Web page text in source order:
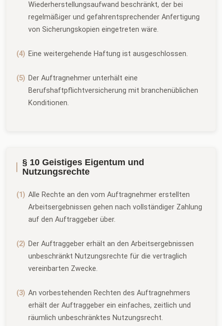
Wiederherstellungsaufwand beschränkt, der bei
regelmäßiger und gefahrentsprechender Anfertigung
von Sicherungskopien eingetreten wäre.
Eine weitergehende Haftung ist ausgeschlossen.
Der Auftragnehmer unterhält eine
Berufshaftpflichtversicherung mit branchenüblichen
Konditionen.
§ 10 Geistiges Eigentum und
Nutzungsrechte
Alle Rechte an den vom Auftragnehmer erstellten
Arbeitsergebnissen gehen nach vollständiger Zahlung
auf den Auftraggeber über.
Der Auftraggeber erhält an den Arbeitsergebnissen
unbeschränkt Nutzungsrechte für die vertraglich
vereinbarten Zwecke.
An vorbestehenden Rechten des Auftragnehmers
erhält der Auftraggeber ein einfaches, zeitlich und
räumlich unbeschränktes Nutzungsrecht.